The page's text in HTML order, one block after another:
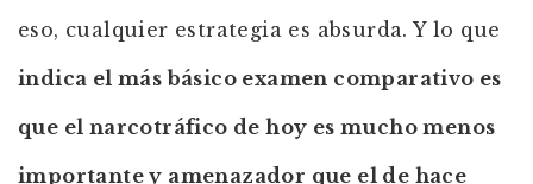
eso, cualquier estrategia es absurda. Y lo que
indica el más básico examen comparativo es
que el narcotráfico de hoy es mucho menos
importante y amenazador que el de hace